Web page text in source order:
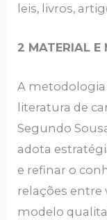
leis, livros,
2 MATERIAL E
A metodologia
literatura de
Segundo
adota
e refinar o
relações entre
modelo